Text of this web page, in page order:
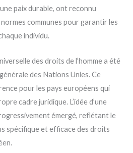
paix durable, ont reconnu
normes communes pour garantir les
individu.
des droits de l’homme a été
des Nations Unies. Ce
pour les pays européens qui
cadre juridique. L’idée d’une
émergé, reflétant le
spécifique et efficace des droits